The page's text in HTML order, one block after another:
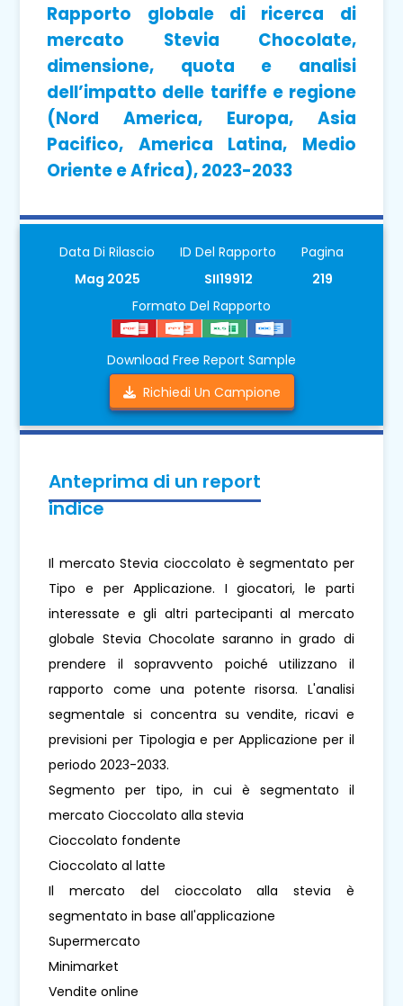
Rapporto globale di ricerca di
mercato Stevia Chocolate,
dimensione, quota e analisi
dell’impatto delle tariffe e regione
(Nord America, Europa, Asia
Pacifico, America Latina, Medio
Oriente e Africa), 2023-2033
Data Di Rilascio
Mag 2025
ID Del Rapporto
SII19912
Pagina
219
Formato Del Rapporto
Download Free Report Sample
Richiedi Un Campione
Anteprima di un report
indice
Il mercato Stevia cioccolato è segmentato per
Tipo e per Applicazione. I giocatori, le parti
interessate e gli altri partecipanti al mercato
globale Stevia Chocolate saranno in grado di
prendere il sopravvento poiché utilizzano il
rapporto come una potente risorsa. L'analisi
segmentale si concentra su vendite, ricavi e
previsioni per Tipologia e per Applicazione per il
periodo 2023-2033.
Segmento per tipo, in cui è segmentato il
mercato Cioccolato alla stevia
Cioccolato fondente
Cioccolato al latte
Il mercato del cioccolato alla stevia è
segmentato in base all'applicazione
Supermercato
Minimarket
Vendite online